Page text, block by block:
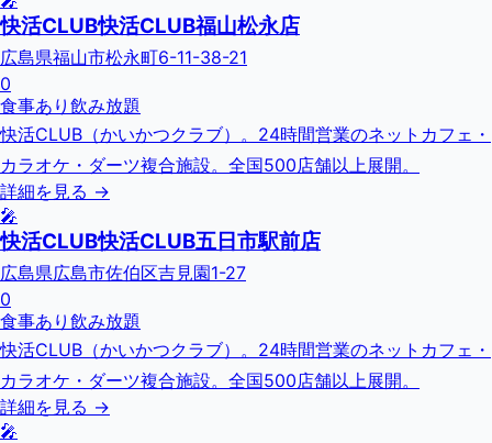
快活CLUB快活CLUB福山松永店
広島県福山市松永町6-11-38-21
0
食事あり 飲み放題
快活CLUB（かいかつクラブ）。24時間営業のネットカフェ・
カラオケ・ダーツ複合施設。全国500店舗以上展開。
詳細を見る →
🎤
快活CLUB快活CLUB五日市駅前店
広島県広島市佐伯区吉見園1-27
0
食事あり 飲み放題
快活CLUB（かいかつクラブ）。24時間営業のネットカフェ・
カラオケ・ダーツ複合施設。全国500店舗以上展開。
詳細を見る →
🎤